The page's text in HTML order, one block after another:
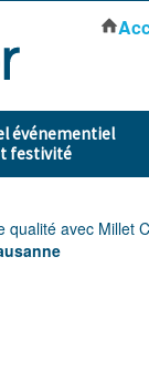
événementiel
festivité
qualité avec Millet